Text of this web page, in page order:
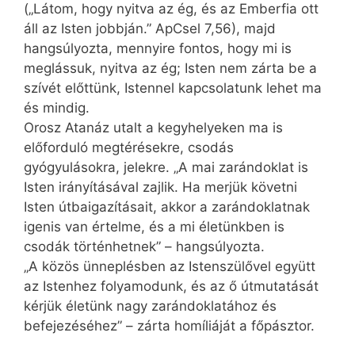
(„Látom, hogy nyitva az ég, és az Emberfia ott
áll az Isten jobbján.” ApCsel 7,56), majd
hangsúlyozta, mennyire fontos, hogy mi is
meglássuk, nyitva az ég; Isten nem zárta be a
szívét előttünk, Istennel kapcsolatunk lehet ma
és mindig.
Orosz Atanáz utalt a kegyhelyeken ma is
előforduló megtérésekre, csodás
gyógyulásokra, jelekre. „A mai zarándoklat is
Isten irányításával zajlik. Ha merjük követni
Isten útbaigazításait, akkor a zarándoklatnak
igenis van értelme, és a mi életünkben is
csodák történhetnek” – hangsúlyozta.
„A közös ünneplésben az Istenszülővel együtt
az Istenhez folyamodunk, és az ő útmutatását
kérjük életünk nagy zarándoklatához és
befejezéséhez” – zárta homíliáját a főpásztor.